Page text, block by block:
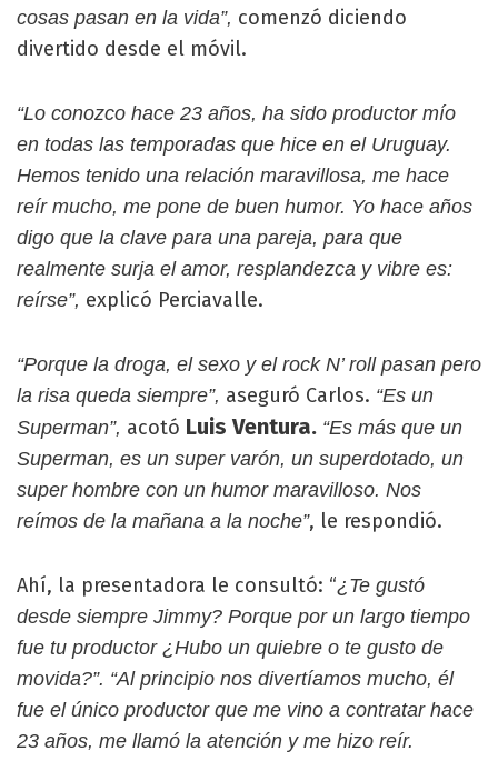
cosas pasan en la vida”, comenzó diciendo
divertido desde el móvil.
“Lo conozco hace 23 años, ha sido productor mío
en todas las temporadas que hice en el Uruguay.
Hemos tenido una relación maravillosa, me hace
reír mucho, me pone de buen humor. Yo hace años
digo que la clave para una pareja, para que
realmente surja el amor, resplandezca y vibre es:
reírse”, explicó Perciavalle.
“Porque la droga, el sexo y el rock N’ roll pasan pero
la risa queda siempre”, aseguró Carlos. “Es un
Superman”, acotó Luis Ventura. “Es más que un
Superman, es un super varón, un superdotado, un
super hombre con un humor maravilloso. Nos
reímos de la mañana a la noche”, le respondió.
Ahí, la presentadora le consultó: “¿Te gustó
desde siempre Jimmy? Porque por un largo tiempo
fue tu productor ¿Hubo un quiebre o te gusto de
movida?”. “Al principio nos divertíamos mucho, él
fue el único productor que me vino a contratar hace
23 años, me llamó la atención y me hizo reír.